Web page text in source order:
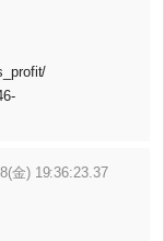
金) 19:36:23.37